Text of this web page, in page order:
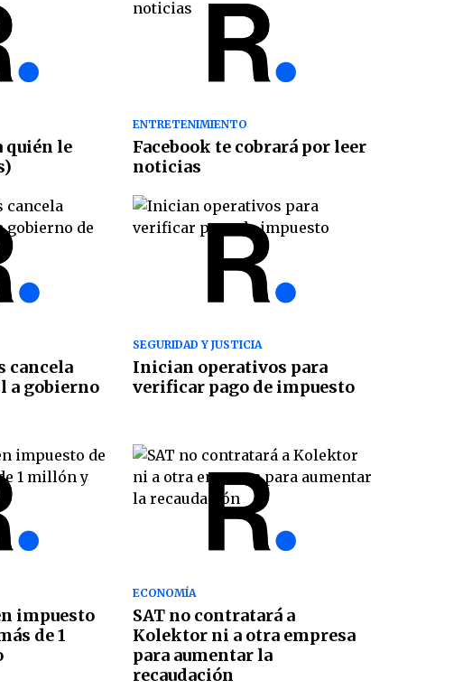
quién le
ENTRETENIMIENTO
Facebook te cobrará por leer
noticias
cancela
a gobierno
SEGURIDAD Y JUSTICIA
Inician operativos para
verificar pago de impuesto
impuesto
de 1
ECONOMÍA
SAT no contratará a
Kolektor ni a otra empresa
para aumentar la
recaudación